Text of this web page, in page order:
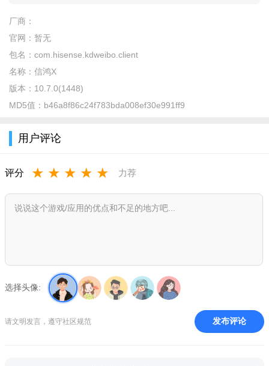
海信信鸿X官方下载2024最新版说明
信鸿xapp是为海信集团内部员工打造的办公软件，让移动办
进行协同工作，拥有企业通讯录，可以更好的进行交流沟通，在
全新移动办公体验，开启海信移动化、社会化互联时代，打
造新一代智能协同办公云。海信自携手云之家之初，便构建连接7
万人的移动办公门户“信鸿”，为集团的业务发展提供高效协同环
境。
厂商：
官网： 暂无
包名： com.hisense.kdweibo.client
名称： 信鸿X
版本： 10.7.0(1448)
MD5值： b46a8f86c24f783bda008ef30e991ff9
用户评论
评分 ★ ★ ★ ★ ★ 力荐
选择头像:
请文明发言，遵守社区规范 发布评论